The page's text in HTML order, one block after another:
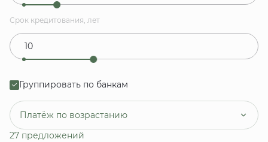
Срок кредитования, лет
Группировать по банкам
Платёж по возрастанию
27 предложений